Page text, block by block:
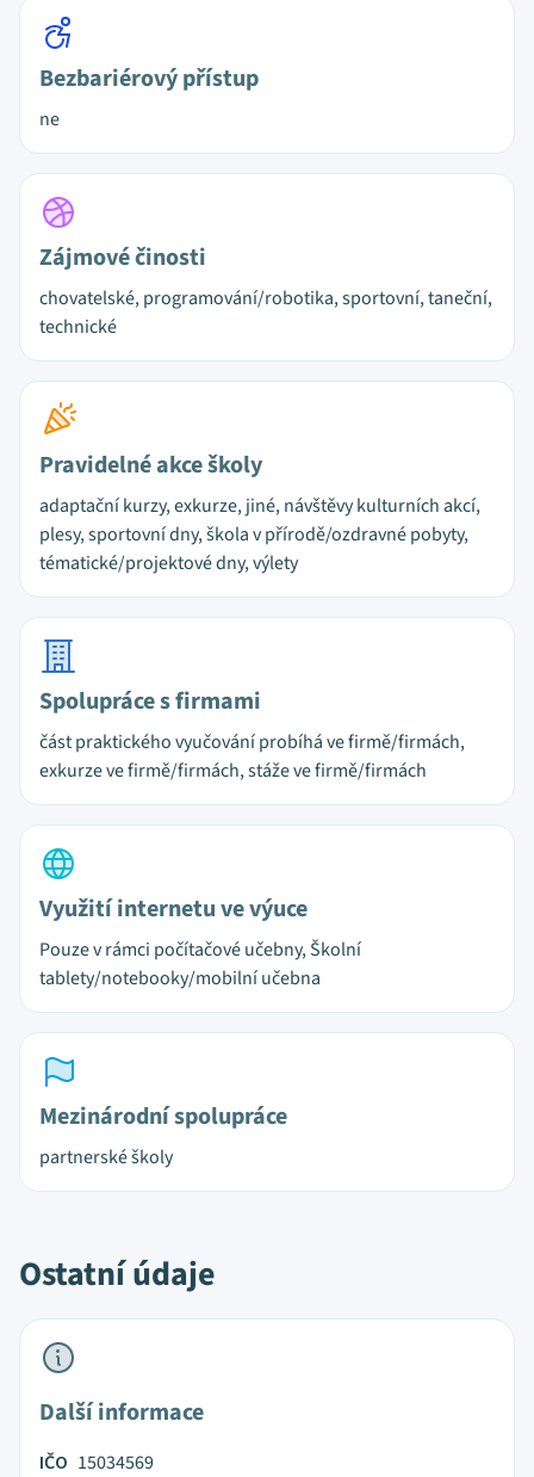
Bezbariérový přístup
ne
Zájmové činosti
chovatelské, programování/robotika, sportovní, taneční,
technické
Pravidelné akce školy
adaptační kurzy, exkurze, jiné, návštěvy kulturních akcí,
plesy, sportovní dny, škola v přírodě/ozdravné pobyty,
tématické/projektové dny, výlety
Spolupráce s firmami
část praktického vyučování probíhá ve firmě/firmách,
exkurze ve firmě/firmách, stáže ve firmě/firmách
Využití internetu ve výuce
Pouze v rámci počítačové učebny, Školní
tablety/notebooky/mobilní učebna
Mezinárodní spolupráce
partnerské školy
Ostatní údaje
Další informace
IČO 15034569